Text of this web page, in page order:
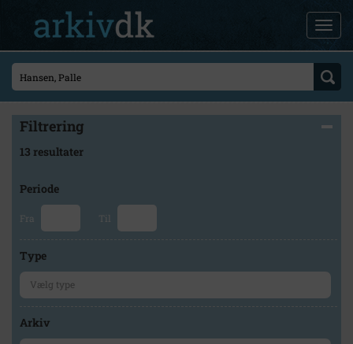
Filtrering
13 resultater
Periode
Fra Til
Type
Arkiv